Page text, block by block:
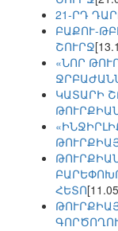
21-ՐԴ
ԲԱՔՈՒ-
ՇՈՒՐՋ
«ՆՈՐ
ԿԱՏԱՐԻ
ՀԵՏՈ